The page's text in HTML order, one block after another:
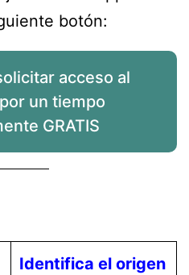
botón:
acceso al
un tiempo
GRATIS
Identifica el origen